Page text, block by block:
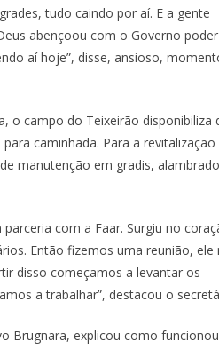
tudo caindo por aí. E a gente
abençoou com o Governo poder
aí hoje”, disse, ansioso,
o campo do Teixeirão disponibiliza
caminhada. Para a revitalização
manutenção em gradis,
com a Faar. Surgiu no
Então fizemos uma reunião, ele
disso começamos a levantar os
a trabalhar”, destacou o
Brugnara, explicou como